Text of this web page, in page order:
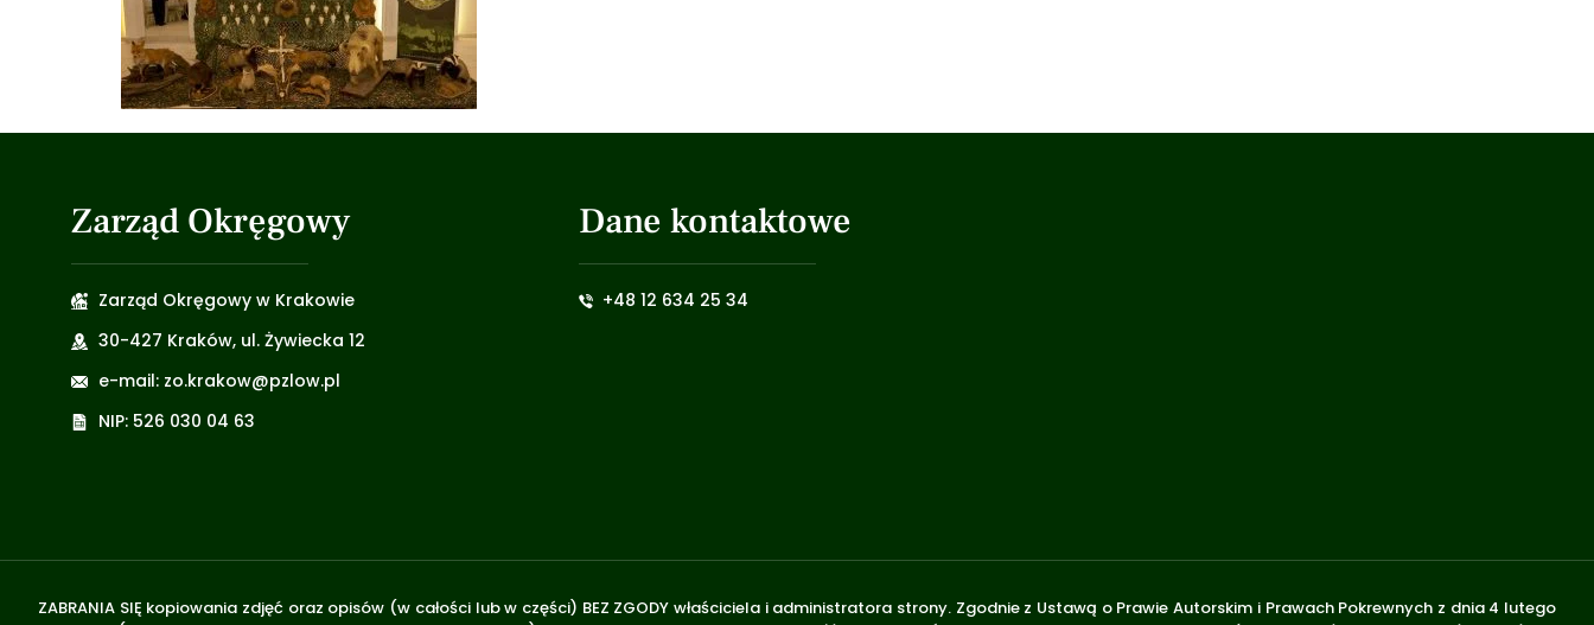
Zarząd Okręgowy
Zarząd Okręgowy w Krakowie
30-427 Kraków, ul. Żywiecka 12
e-mail: zo.krakow@pzlow.pl
NIP: 526 030 04 63
Dane kontaktowe
+48 12 634 25 34
ZABRANIA SIĘ kopiowania zdjęć oraz opisów (w całości lub w części) BEZ ZGODY właściciela i administratora strony. Zgodnie z Ustawą o Prawie Autorskim i Prawach Pokrewnych z dnia 4 lutego